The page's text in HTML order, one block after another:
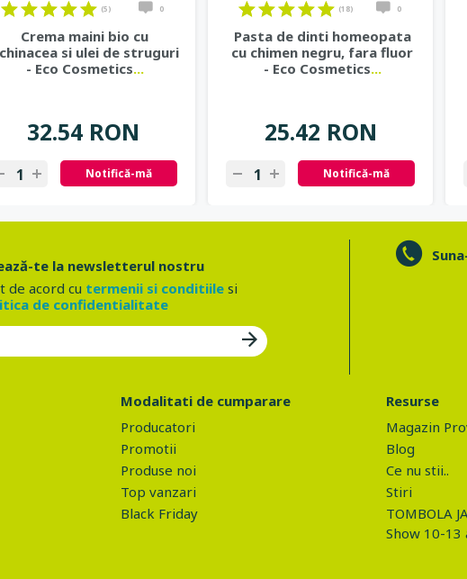
(5) 0
Crema maini bio cu
si ulei de struguri
- Eco Cosmetics...
32.54 RON
Notifică-mă
(18) 0
Pasta de dinti homeopata
cu chimen negru, fara fluor
- Eco Cosmetics...
25.42 RON
Notifică-mă
te la newsletterul nostru
de acord cu termenii si conditiilesi
de confidentialitate
Modalitati de cumparare
Producatori
Promotii
Produse noi
Top vanzari
Black Friday
Resurse
Magazin
Blog
Ce nu stii..
Stiri
TOMBOLA
Show 10-